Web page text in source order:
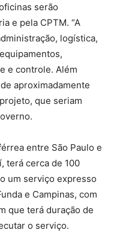
serão
e pela CPTM. “A
logística,
e controle. Além
aproximadamente
que seriam
entre São Paulo e
terá cerca de 100
um serviço expresso
e Campinas, com
que terá duração de
o serviço.